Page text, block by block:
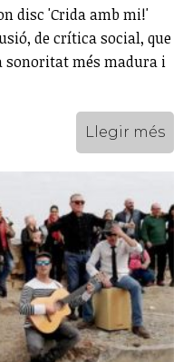
disc 'Crida amb mi!'
de crítica social, que
sonoritat més madura i
Llegir més